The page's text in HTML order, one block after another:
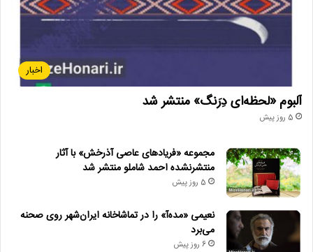
اخبار
آلبوم «لحظه‌ای دِرَنگ» منتشر شد
5 روز پیش
مجموعه «فریادهای عاصی آذرخش» با آثار
منتشرنشده احمد شاملو منتشر شد
5 روز پیش
نعیمی «مده‌آ» را در تماشاخانه ایران‌شهر روی صحنه
می‌برد
6 روز پیش